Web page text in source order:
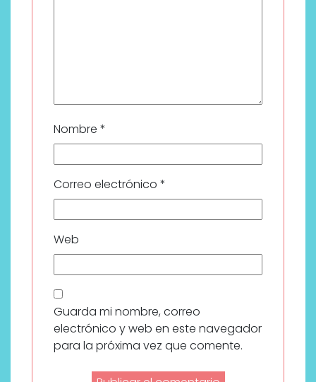
Nombre *
Correo electrónico *
Web
Guarda mi nombre, correo
electrónico y web en este navegador
para la próxima vez que comente.